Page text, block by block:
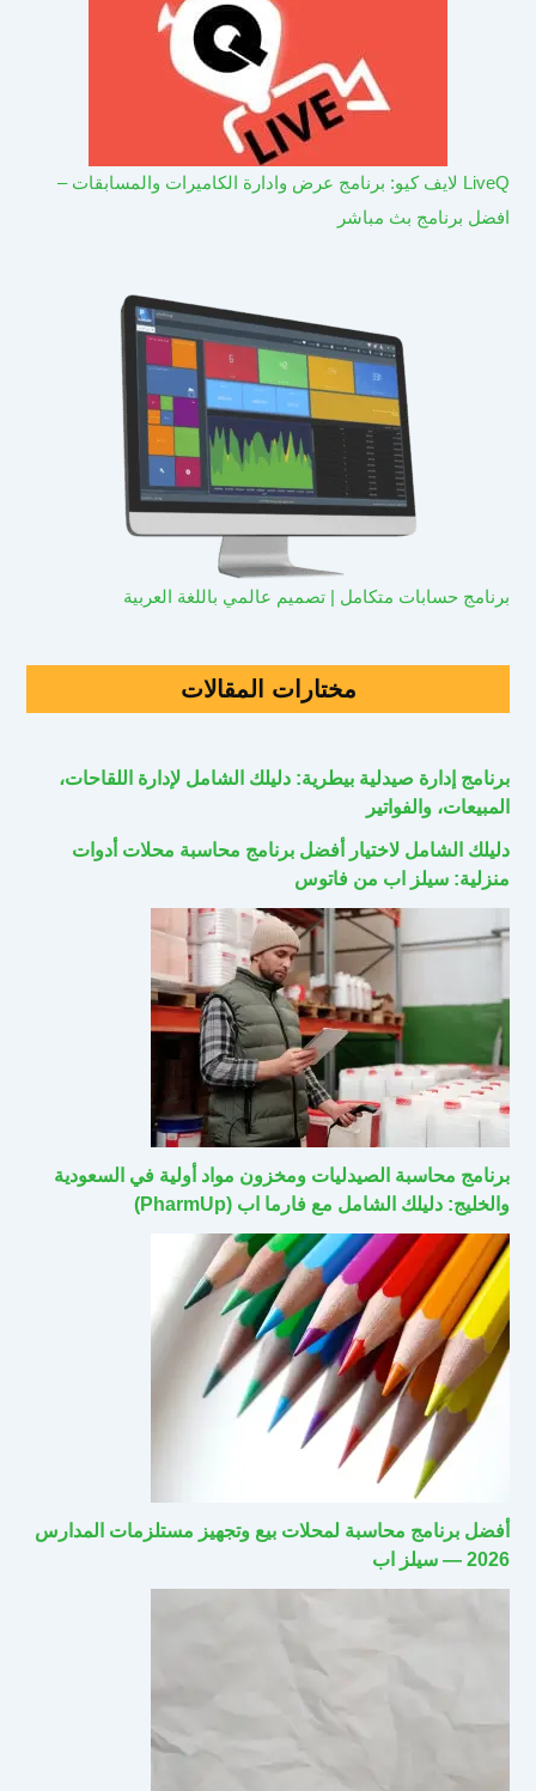
LiveQ لايف كيو: برنامج عرض وادارة الكاميرات والمسابقات –
افضل برنامج بث مباشر
برنامج حسابات متكامل | تصميم عالمي باللغة العربية
مختارات المقالات
برنامج إدارة صيدلية بيطرية: دليلك الشامل لإدارة اللقاحات،
المبيعات، والفواتير
دليلك الشامل لاختيار أفضل برنامج محاسبة محلات أدوات
منزلية: سيلز اب من فاتوس
برنامج محاسبة الصيدليات ومخزون مواد أولية في السعودية
والخليج: دليلك الشامل مع فارما اب (PharmUp)
أفضل برنامج محاسبة لمحلات بيع وتجهيز مستلزمات المدارس
2026 — سيلز اب